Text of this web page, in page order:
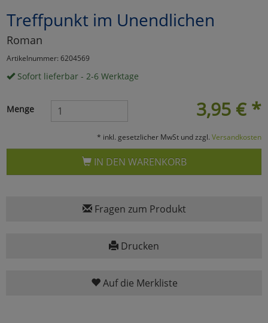
Treffpunkt im Unendlichen
Roman
Artikelnummer: 6204569
Sofort lieferbar - 2-6 Werktage
3,95 € *
Menge
* inkl. gesetzlicher MwSt und zzgl. Versandkosten
IN DEN WARENKORB
Fragen zum Produkt
Drucken
Auf die Merkliste
Marketing
Umfragetools
Cookies
Alle Akzeptieren
Cookies
zurückzu Haupptseite